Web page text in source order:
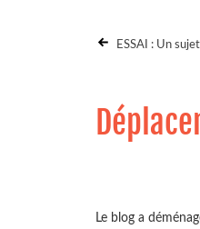
ESSAI : Un
Le blog a